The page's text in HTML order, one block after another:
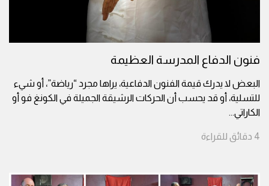
فنون الدفاع المدرسة العظيمة
البعض لا يدرك قيمة الفنون الدفاعية، يراها مجرد “رياضة”، أو شيء
للتسلية، أو قد يحسب أن الحركات الرشيقة الجميلة في الكونغ فو أو
الكاراتي...
4 دقائق للقراءة